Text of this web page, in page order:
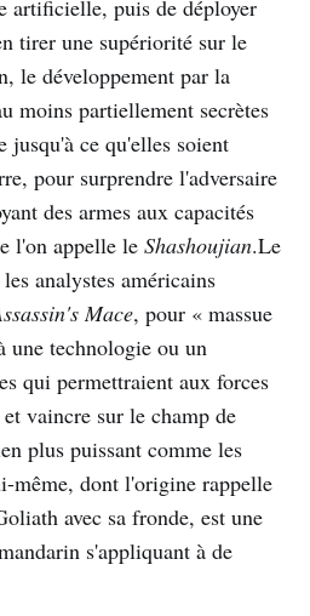
artificielle, puis de déployer
tirer une supériorité sur le
le développement par la
moins partiellement secrètes
jusqu'à ce qu'elles soient
pour surprendre l'adversaire
des armes aux capacités
l'on appelle le Shashoujian.Le
analystes américains
Mace, pour « massue
une technologie ou un
qui permettraient aux forces
vaincre sur le champ de
plus puissant comme les
même, dont l'origine rappelle
avec sa fronde, est une
s'appliquant à de